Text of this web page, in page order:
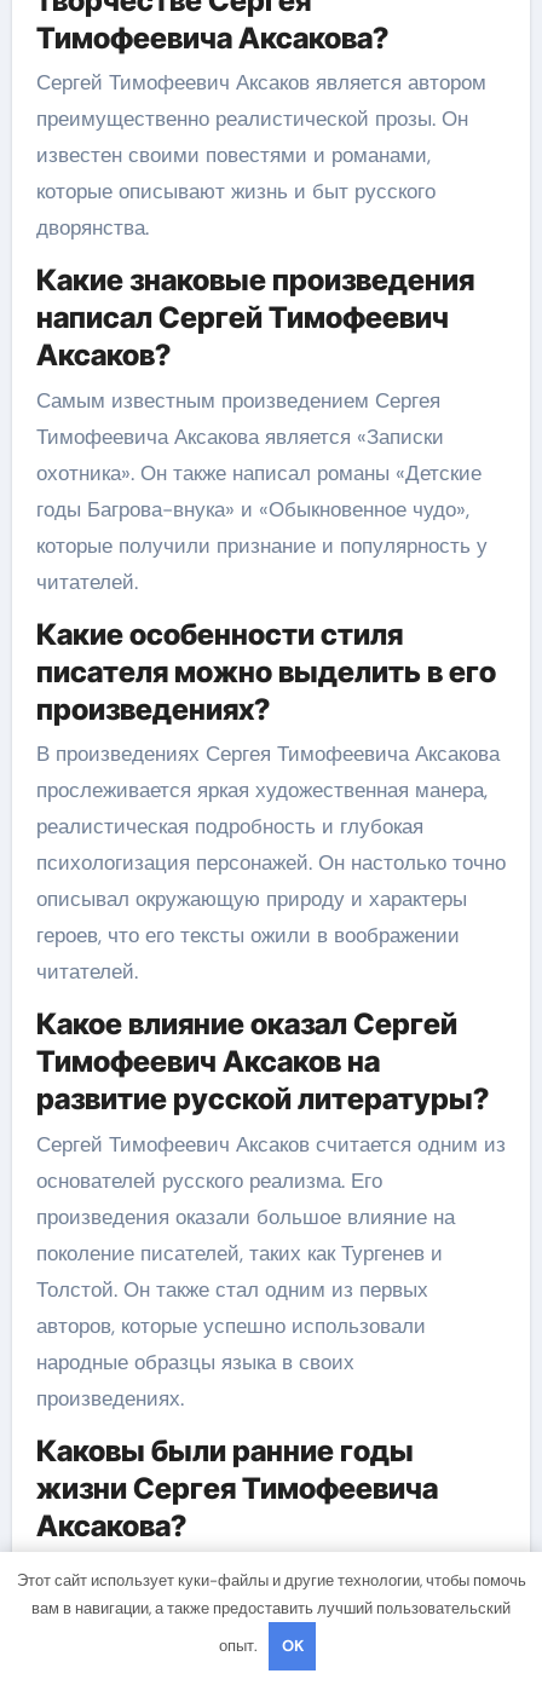
Тимофеевича Аксакова?
Сергей Тимофеевич Аксаков является автором
преимущественно реалистической прозы. Он
известен своими повестями и романами,
которые описывают жизнь и быт русского
дворянства.
Какие знаковые произведения
написал Сергей Тимофеевич
Аксаков?
Самым известным произведением Сергея
Тимофеевича Аксакова является «Записки
охотника». Он также написал романы «Детские
годы Багрова-внука» и «Обыкновенное чудо»,
которые получили признание и популярность у
читателей.
Какие особенности стиля
писателя можно выделить в его
произведениях?
В произведениях Сергея Тимофеевича Аксакова
прослеживается яркая художественная манера,
реалистическая подробность и глубокая
психологизация персонажей. Он настолько точно
описывал окружающую природу и характеры
героев, что его тексты ожили в воображении
читателей.
Какое влияние оказал Сергей
Тимофеевич Аксаков на
развитие русской литературы?
Сергей Тимофеевич Аксаков считается одним из
основателей русского реализма. Его
произведения оказали большое влияние на
поколение писателей, таких как Тургенев и
Толстой. Он также стал одним из первых
авторов, которые успешно использовали
народные образцы языка в своих
произведениях.
Каковы были ранние годы
жизни Сергея Тимофеевича
Аксакова?
Сергей Тимофеевич Аксаков родился 1 августа
1791 года в Уфе. Его отец был богатым купцом и
принадлежал к старинному дворянскому роду. В
детстве Аксаков увлекался чтением, особенно
Этот сайт использует куки-файлы и другие технологии, чтобы помочь
вам в навигации, а также предоставить лучший пользовательский
опыт.
OK